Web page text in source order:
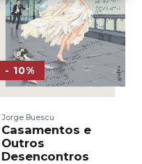
- 10%
Jorge Buescu
Casamentos e
Outros
Desencontros